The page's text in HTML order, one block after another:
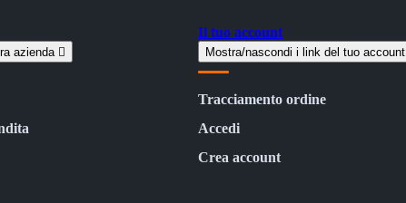
azienda 
Il tuo account
Mostra/nascondi i link del tuo account
Tracciamento ordine
Accedi
Crea account